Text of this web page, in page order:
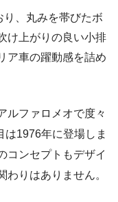
、丸みを帯びたボ
け上がりの良い小排
ア車の躍動感を詰め
ルファロメオで度々
1976年に登場しま
コンセプトもデザイ
わりはありません。